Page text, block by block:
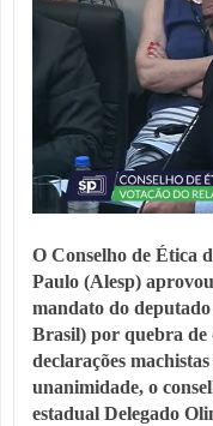
O Conselho de Ética
Paulo (Alesp)
mandato do
Brasil) por quebra de
declarações
unanimidade, o
estadual Delegado